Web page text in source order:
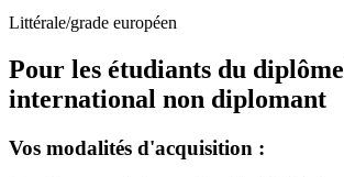
Littérale/grade européen
Pour les étudiants du diplôme
international non diplomant
Vos modalités d'acquisition :